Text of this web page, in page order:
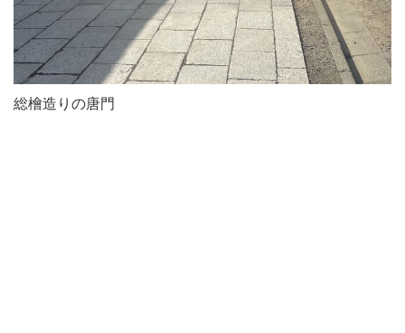
総檜造りの唐門